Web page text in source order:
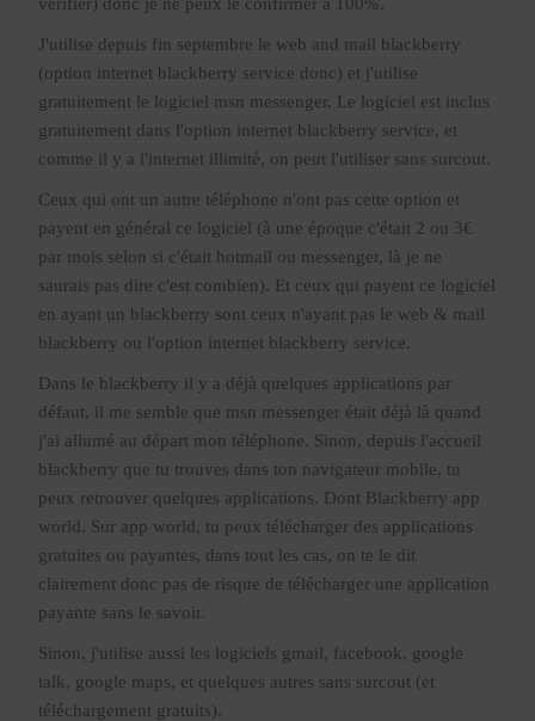
J'utilise depuis fin septembre le web and mail blackberry
(option internet blackberry service donc) et j'utilise
gratuitement le logiciel msn messenger. Le logiciel est inclus
gratuitement dans l'option internet blackberry service, et
comme il y a l'internet illimité, on peut l'utiliser sans surcout.
Ceux qui ont un autre téléphone n'ont pas cette option et
payent en général ce logiciel (à une époque c'était 2 ou 3€
par mois selon si c'était hotmail ou messenger, là je ne
saurais pas dire c'est combien). Et ceux qui payent ce logiciel
en ayant un blackberry sont ceux n'ayant pas le web & mail
blackberry ou l'option internet blackberry service.
Dans le blackberry il y a déjà quelques applications par
défaut, il me semble que msn messenger était déjà là quand
j'ai allumé au départ mon téléphone. Sinon, depuis l'accueil
blackberry que tu trouves dans ton navigateur mobile, tu
peux retrouver quelques applications. Dont Blackberry app
world. Sur app world, tu peux télécharger des applications
gratuites ou payantes, dans tout les cas, on te le dit
clairement donc pas de risque de télécharger une application
payante sans le savoir.
Sinon, j'utilise aussi les logiciels gmail, facebook, google
talk, google maps, et quelques autres sans surcout (et
téléchargement gratuits).